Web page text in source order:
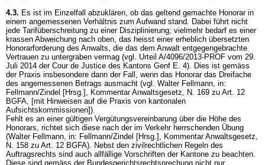
4.3. Es ist im Einzelfall abzuklären, ob das geltend gemachte Honorar in
einem angemessenen Verhältnis zum Aufwand stand. Dabei führt nicht
jede Tarifüberschreitung zu einer Disziplinierung; vielmehr bedarf es einer
krassen Abweichung nach oben, das heisst einer erheblich übersetzten
Honorarforderung des Anwalts, die das dem Anwalt entgegengebrachte
Vertrauen zu untergraben vermag (vgl. Urteil A/4096/2013-PROF vom 29.
Juli 2014 der Cour de Justice des Kantons Genf E. 4). Dies ist gemäss
der Praxis insbesondere dann der Fall, wenn das Honorar das Dreifache
des angemessenen Betrags ausmacht (vgl. Walter Fellmann, in:
Fellmann/Zindel [Hrsg.], Kommentar Anwaltsgesetz, N. 169 zu Art. 12
BGFA, [mit Hinweisen auf die Praxis von kantonalen
Aufsichtskommissionen]).
Fehlt es an einer gültigen Vergütungsvereinbarung über die Höhe des
Honorars, richtet sich diese nach der im Verkehr herrschenden Übung
(Walter Fellmann, in: Fellmann/Zindel [Hrsg.], Kommentar Anwaltsgesetz,
N. 158 zu Art. 12 BGFA). Nebst den zivilrechtlichen Regeln des
Auftragsrechts sind auch allfällige Vorschriften der Kantone zu beachten.
Diese sind gemäss der Bundesgerichtsrechtsprechung nicht nur